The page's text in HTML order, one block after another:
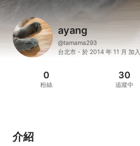
ayang
@tamama293
台北市・於 2014 年 11 月 加入
0
粉絲
30
追蹤中
介紹